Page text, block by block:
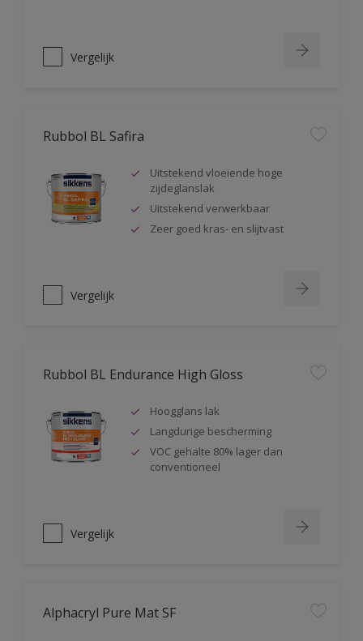
Vergelijk
Rubbol BL Safira
Uitstekend vloeiende hoge
zijdeglanslak
Uitstekend verwerkbaar
Zeer goed kras- en slijtvast
Vergelijk
Rubbol BL Endurance High Gloss
Hoogglans lak
Langdurige bescherming
VOC gehalte 80% lager dan
conventioneel
Vergelijk
Alphacryl Pure Mat SF